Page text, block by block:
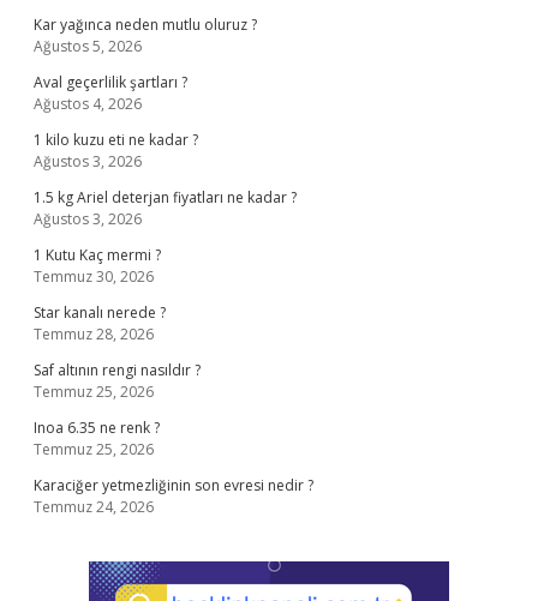
Kar yağınca neden mutlu oluruz ?
Ağustos 5, 2026
Aval geçerlilik şartları ?
Ağustos 4, 2026
1 kilo kuzu eti ne kadar ?
Ağustos 3, 2026
1.5 kg Ariel deterjan fiyatları ne kadar ?
Ağustos 3, 2026
1 Kutu Kaç mermi ?
Temmuz 30, 2026
Star kanalı nerede ?
Temmuz 28, 2026
Saf altının rengi nasıldır ?
Temmuz 25, 2026
Inoa 6.35 ne renk ?
Temmuz 25, 2026
Karaciğer yetmezliğinin son evresi nedir ?
Temmuz 24, 2026